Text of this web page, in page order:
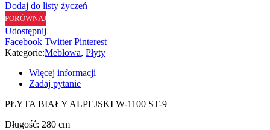
Dodaj do listy życzeń
PORÓWNAJ
Udostępnij
Facebook Twitter Pinterest
Kategorie:Meblowa, Płyty
Więcej informacji
Zadaj pytanie
PŁYTA BIAŁY ALPEJSKI W-1100 ST-9
Długość: 280 cm